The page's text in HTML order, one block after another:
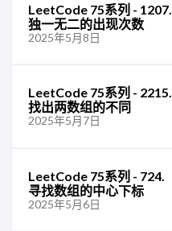
LeetCode 75系列 - 1207.
独一无二的出现次数
2025年5月8日
LeetCode 75系列 - 2215.
找出两数组的不同
2025年5月7日
LeetCode 75系列 - 724.
寻找数组的中心下标
2025年5月6日